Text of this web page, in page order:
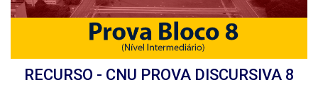
RECURSO - CNU PROVA DISCURSIVA 8